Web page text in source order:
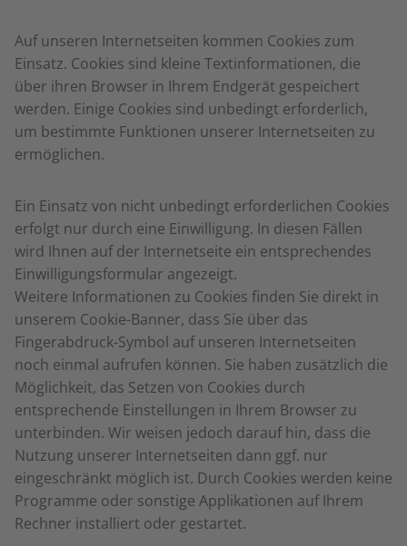
Auf unseren Internetseiten kommen Cookies zum
Einsatz. Cookies sind kleine Textinformationen, die
über ihren Browser in Ihrem Endgerät gespeichert
werden. Einige Cookies sind unbedingt erforderlich,
um bestimmte Funktionen unserer Internetseiten zu
ermöglichen.
Ein Einsatz von nicht unbedingt erforderlichen Cookies
erfolgt nur durch eine Einwilligung. In diesen Fällen
wird Ihnen auf der Internetseite ein entsprechendes
Einwilligungsformular angezeigt.
Weitere Informationen zu Cookies finden Sie direkt in
unserem Cookie-Banner, dass Sie über das
Fingerabdruck-Symbol auf unseren Internetseiten
noch einmal aufrufen können. Sie haben zusätzlich die
Möglichkeit, das Setzen von Cookies durch
entsprechende Einstellungen in Ihrem Browser zu
unterbinden. Wir weisen jedoch darauf hin, dass die
Nutzung unserer Internetseiten dann ggf. nur
eingeschränkt möglich ist. Durch Cookies werden keine
Programme oder sonstige Applikationen auf Ihrem
Rechner installiert oder gestartet.